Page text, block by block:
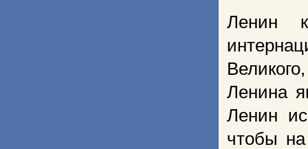
Ленин
Ленина
Ленин
чтобы